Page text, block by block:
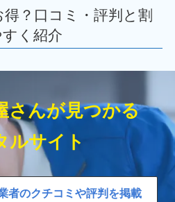
？口コミ・評判と割
く紹介
さんが見つかる
ルサイト
者のクチコミや評判を掲載